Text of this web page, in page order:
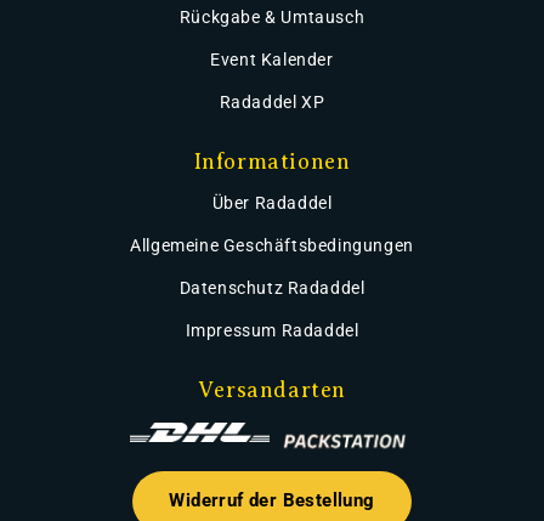
Rückgabe & Umtausch
Event Kalender
Radaddel XP
Informationen
Über Radaddel
Allgemeine Geschäftsbedingungen
Datenschutz Radaddel
Impressum Radaddel
Versandarten
Widerruf der Bestellung